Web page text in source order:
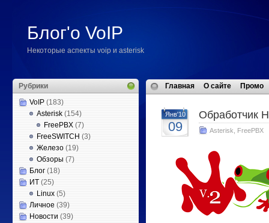
Блог'о VoIP
Некоторые аспекты voip и asterisk
Рубрики
VoIP (183)
Asterisk (154)
FreePBX (7)
FreeSWITCH (3)
Железо (19)
Обзоры (7)
Блог (18)
ИТ (25)
Linux (5)
Личное (39)
Новости (39)
Главная О сайте Промо
Янв'10
09
Обработчик
Asterisk FreePBX